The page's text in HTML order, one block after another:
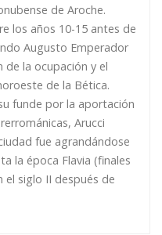
de Aroche.
los años 10-15 antes de
Augusto Emperador
de la ocupación y el
de la Bética.
funde por la aportación
Arucci
fue agrandándose
la época Flavia (finales
el siglo II después de